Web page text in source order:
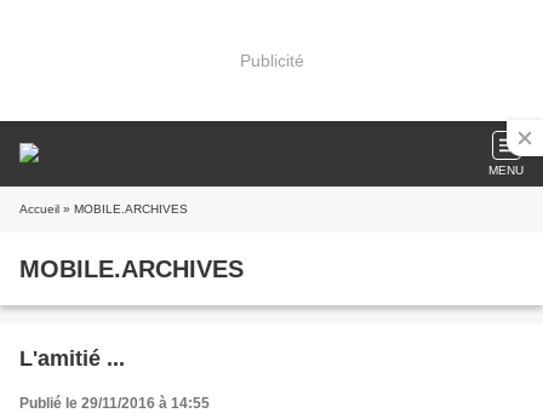
Publicité
MENU
Accueil » MOBILE.ARCHIVES
MOBILE.ARCHIVES
L'amitié ...
Publié le 29/11/2016 à 14:55